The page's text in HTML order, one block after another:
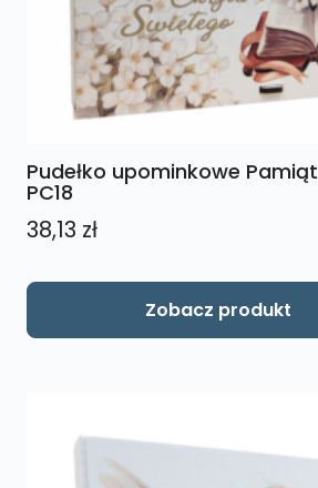
Pudełko upominkowe
PC18
38,13 zł
Zobacz produkt
Ten